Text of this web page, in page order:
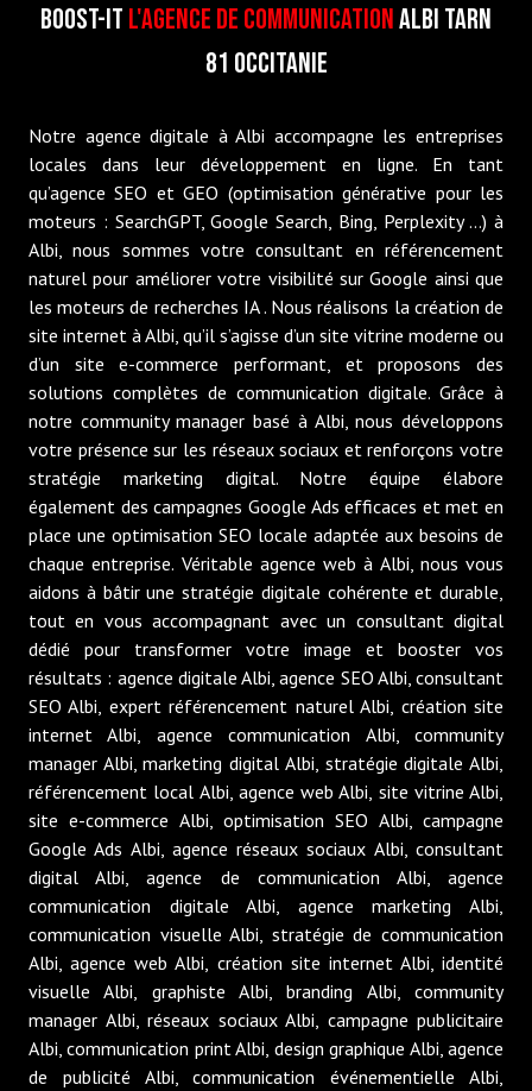
BOOST-it l'Agence de communicationAlbi TARN
81 OCCITANIE
Notre agence digitale à Albi accompagne les entreprises
locales dans leur développement en ligne. En tant
qu’agence SEO et GEO (optimisation générative pour les
moteurs : SearchGPT, Google Search, Bing, Perplexity ...) à
Albi, nous sommes votre consultant en référencement
naturel pour améliorer votre visibilité sur Google ainsi que
les moteurs de recherches IA . Nous réalisons la création de
site internet à Albi, qu’il s’agisse d’un site vitrine moderne ou
d’un site e-commerce performant, et proposons des
solutions complètes de communication digitale. Grâce à
notre community manager basé à Albi, nous développons
votre présence sur les réseaux sociaux et renforçons votre
stratégie marketing digital. Notre équipe élabore
également des campagnes Google Ads efficaces et met en
place une optimisation SEO locale adaptée aux besoins de
chaque entreprise. Véritable agence web à Albi, nous vous
aidons à bâtir une stratégie digitale cohérente et durable,
tout en vous accompagnant avec un consultant digital
dédié pour transformer votre image et booster vos
résultats : agence digitale Albi, agence SEO Albi, consultant
SEO Albi, expert référencement naturel Albi, création site
internet Albi, agence communication Albi, community
manager Albi, marketing digital Albi, stratégie digitale Albi,
référencement local Albi, agence web Albi, site vitrine Albi,
site e-commerce Albi, optimisation SEO Albi, campagne
Google Ads Albi, agence réseaux sociaux Albi, consultant
digital Albi, agence de communication Albi, agence
communication digitale Albi, agence marketing Albi,
communication visuelle Albi, stratégie de communication
Albi, agence web Albi, création site internet Albi, identité
visuelle Albi, graphiste Albi, branding Albi, community
manager Albi, réseaux sociaux Albi, campagne publicitaire
Albi, communication print Albi, design graphique Albi, agence
de publicité Albi, communication événementielle Albi,